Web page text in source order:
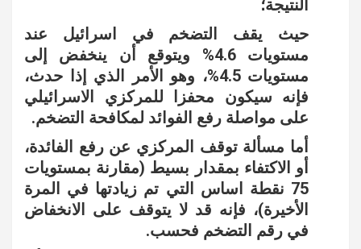
النتيجة؛
حيث يقف التضخم في اسرائيل عند
مستويات 4.6% ويتوقع أن ينخفض إلى
مستويات 4.5%، وهو الأمر الذي إذا حدث،
فإنه سيكون محفزا للمركزي الاسرائيلي
على مواصلة رفع الفوائد لمكافحة التضخم.
أما مسألة توقف المركزي عن رفع الفائدة،
أو الاكتفاء بمقدار بسيط (مقارنة بمستويات
75 نقطة اساس التي تم زيادتها في المرة
الأخيرة)، فإنه قد لا يتوقف على الانخفاض
في رقم التضخم فحسب.